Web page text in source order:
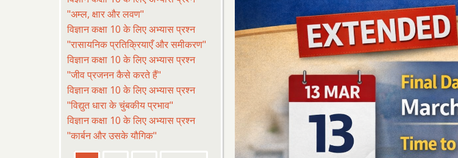
"अम्ल, क्षार और लवण"
विज्ञान कक्षा 10 के लिए अभ्यास प्रश्न
"रासायनिक प्रतिक्रियाएँ और समीकरण"
विज्ञान कक्षा 10 के लिए अभ्यास प्रश्न
"जीव प्रजनन कैसे करते हैं"
विज्ञान कक्षा 10 के लिए अभ्यास प्रश्न
"विद्युत धारा के चुंबकीय प्रभाव"
विज्ञान कक्षा 10 के लिए अभ्यास प्रश्न
"कार्बन और उसके यौगिक"